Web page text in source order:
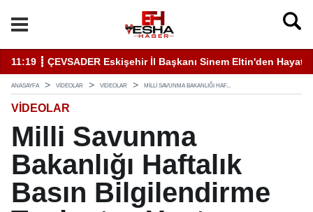
Sinem Eltin'den Hayati Uyarı Kulaktan Dolma Bilgiyle
19:46 ┋ Elazığ'da Sivil Katılım
ANASAYFA VİDEOLAR VİDEOLAR MILLI SAVUNMA BAKANLIĞI HAF...
VİDEOLAR
Milli Savunma
Bakanlığı Haftalık
Basın Bilgilendirme